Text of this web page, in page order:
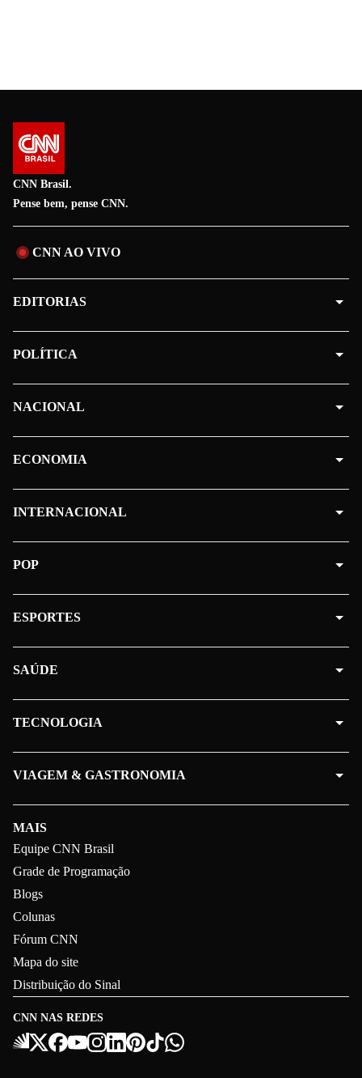
CNN Brasil.
Pense bem, pense CNN.
CNN AO VIVO
CNN NAS REDES
MAIS
Equipe CNN Brasil
Grade de Programação
Blogs
Colunas
Fórum CNN
Mapa do site
Distribuição do Sinal
EDITORIAS
POLÍTICA
NACIONAL
ECONOMIA
INTERNACIONAL
POP
ESPORTES
SAÚDE
TECNOLOGIA
VIAGEM & GASTRONOMIA